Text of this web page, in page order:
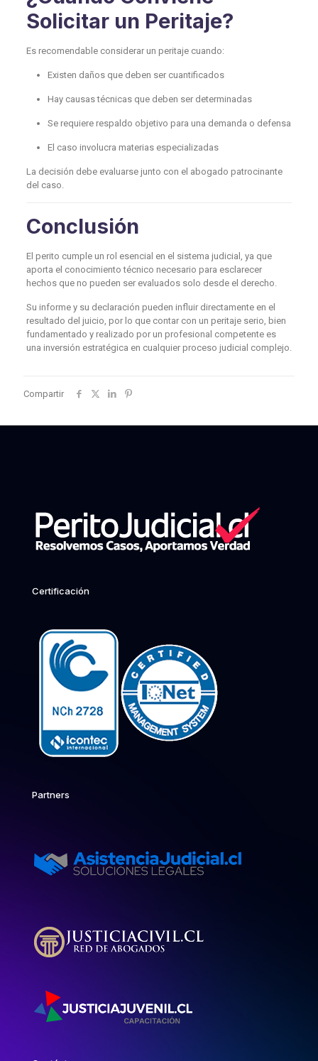
Solicitar un Peritaje?
Es recomendable considerar un peritaje cuando:
Existen daños que deben ser cuantificados
Hay causas técnicas que deben ser determinadas
Se requiere respaldo objetivo para una demanda o defensa
El caso involucra materias especializadas
La decisión debe evaluarse junto con el abogado patrocinante
del caso.
Conclusión
El perito cumple un rol esencial en el sistema judicial, ya que
aporta el conocimiento técnico necesario para esclarecer
hechos que no pueden ser evaluados solo desde el derecho.
Su informe y su declaración pueden influir directamente en el
resultado del juicio, por lo que contar con un peritaje serio, bien
fundamentado y realizado por un profesional competente es
una inversión estratégica en cualquier proceso judicial complejo.
Compartir
Certificación
Partners